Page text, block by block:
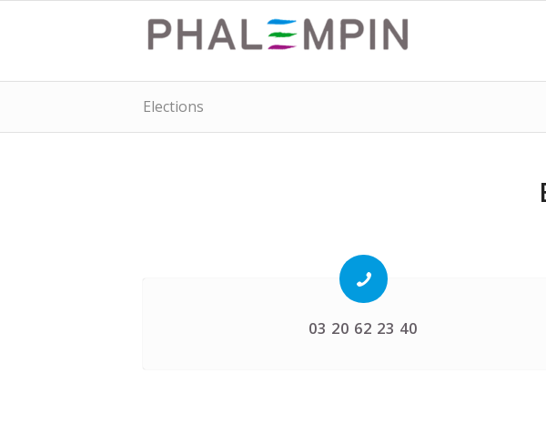
Elections
03 20 62 23 40